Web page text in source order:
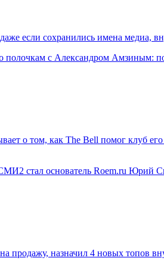
даже если сохранились имена медиа,
полочкам с Александром Амзиным:
о том, как The Bell помог клуб
стал основатель Roem.ru Юрий
продажу, назначил 4 новых топов